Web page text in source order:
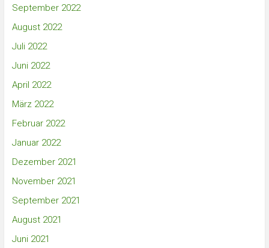
September 2022
August 2022
Juli 2022
Juni 2022
April 2022
März 2022
Februar 2022
Januar 2022
Dezember 2021
November 2021
September 2021
August 2021
Juni 2021